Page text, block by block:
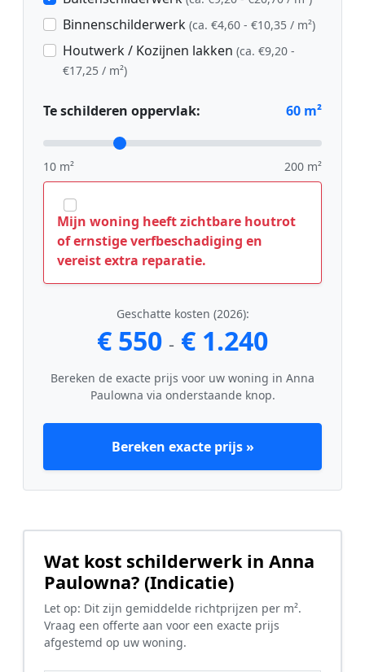
Binnenschilderwerk (ca. €4,60 - €10,35 / m²)
Houtwerk / Kozijnen lakken (ca. €9,20 -
€17,25 / m²)
Te schilderen oppervlak: 60 m²
10 m² 200 m²
Mijn woning heeft zichtbare houtrot
of ernstige verfbeschadiging en
vereist extra reparatie.
Geschatte kosten (2026):
€ 550 - € 1.240
Bereken de exacte prijs voor uw woning in Anna
Paulowna via onderstaande knop.
Bereken exacte prijs »
Wat kost schilderwerk in Anna
Paulowna? (Indicatie)
Let op: Dit zijn gemiddelde richtprijzen per m².
Vraag een offerte aan voor een exacte prijs
afgestemd op uw woning.